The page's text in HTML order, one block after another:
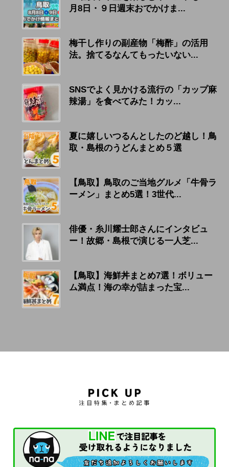
月8日・９日週末おでかけま...
梅干し作りの副産物「梅酢」の活用
法。捨てるなんてもったいない...
SNSでよく見かける流行の「カップ麻
辣湯」を食べてみた！カッ...
夏に嬉しいつるんとしたのど越し！鳥
取・島根のうどんまとめ５選
【鳥取】鳥取のご当地グルメ「牛骨ラ
ーメン」まとめ5選！3世代...
俳優・糸川耀士郎さんにインタビュ
ー！故郷・島根で演じる一人芝...
【鳥取】海鮮丼まとめ7選！ボリュー
ム満点！海の幸が詰まった宝...